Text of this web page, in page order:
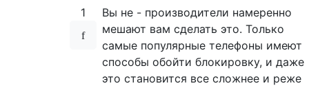
1
Вы не - производители намеренно
мешают вам сделать это. Только
самые популярные телефоны имеют
способы обойти блокировку, и даже
это становится все сложнее и реже